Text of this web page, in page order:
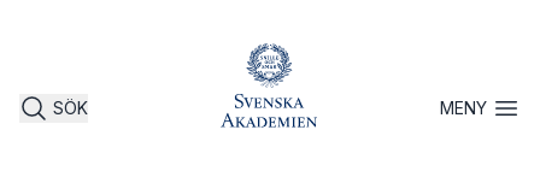
SÖK MENYÖppna